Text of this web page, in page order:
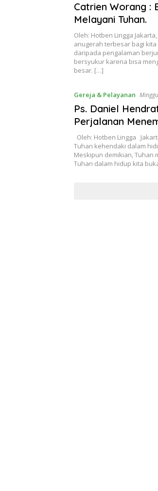
Catrien Worang :
Melayani Tuhan.
Oleh: Hotben Lingga
anugerah terbesar bagi
daripada pengalaman
bersyukur karena bisa
besar. […]
Gereja & Pelayanan
Ps. Daniel
Perjalanan
Oleh: Hotben Lingga
Tuhan kehendaki dalam
Meskipun demikian, Tuhan
Tuhan dalam hidup kita